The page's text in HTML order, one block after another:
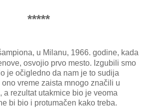
*****
u Milanu, 1966. godine, kada
osvojio prvo mesto. Izgubili smo
je očigledno da nam je to sudija
vreme zaista mnogo značili u
a rezultat utakmice bio je veoma
bi bio i protumačen kako treba.